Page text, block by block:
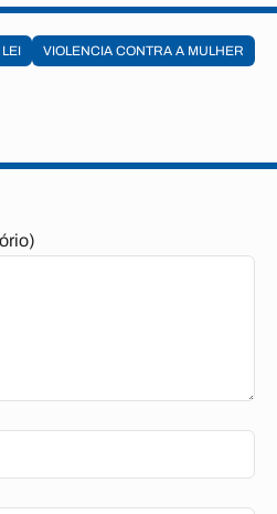
LEI VIOLENCIA CONTRA A MULHER